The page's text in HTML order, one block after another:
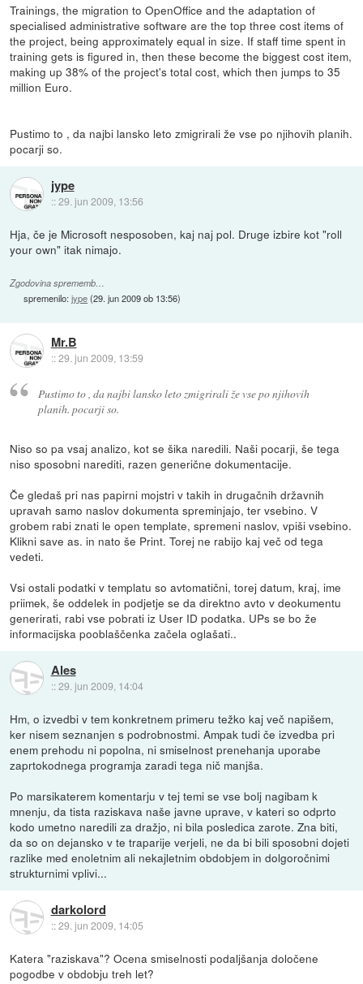
Trainings, the migration to OpenOffice and the adaptation of
specialised administrative software are the top three cost items of
the project, being approximately equal in size. If staff time spent in
training gets is figured in, then these become the biggest cost item,
making up 38% of the project's total cost, which then jumps to 35
million Euro.
Pustimo to , da najbi lansko leto zmigrirali že vse po njihovih planih.
pocarji so.
jype
::29. jun 2009, 13:56
Hja, če je Microsoft nesposoben, kaj naj pol. Druge izbire kot "roll
your own" itak nimajo.
Zgodovina sprememb…
spremenilo:jype(29. jun 2009 ob 13:56)
Mr.B
::29. jun 2009, 13:59
Pustimo to , da najbi lansko leto zmigrirali že vse po njihovih
planih. pocarji so.
Niso so pa vsaj analizo, kot se šika naredili. Naši pocarji, še tega
niso sposobni narediti, razen generične dokumentacije.
Če gledaš pri nas papirni mojstri v takih in drugačnih državnih
upravah samo naslov dokumenta spreminjajo, ter vsebino. V
grobem rabi znati le open template, spremeni naslov, vpiši vsebino.
Klikni save as. in nato še Print. Torej ne rabijo kaj več od tega
vedeti.
Vsi ostali podatki v templatu so avtomatični, torej datum, kraj, ime
priimek, še oddelek in podjetje se da direktno avto v deokumentu
generirati, rabi vse pobrati iz User ID podatka. UPs se bo že
informacijska pooblaščenka začela oglašati..
Ales
::29. jun 2009, 14:04
Hm, o izvedbi v tem konkretnem primeru težko kaj več napišem,
ker nisem seznanjen s podrobnostmi. Ampak tudi če izvedba pri
enem prehodu ni popolna, ni smiselnost prenehanja uporabe
zaprtokodnega programja zaradi tega nič manjša.
Po marsikaterem komentarju v tej temi se vse bolj nagibam k
mnenju, da tista raziskava naše javne uprave, v kateri so odprto
kodo umetno naredili za dražjo, ni bila posledica zarote. Zna biti,
da so on dejansko v te traparije verjeli, ne da bi bili sposobni dojeti
razlike med enoletnim ali nekajletnim obdobjem in dolgoročnimi
strukturnimi vplivi...
darkolord
::29. jun 2009, 14:05
Katera "raziskava"? Ocena smiselnosti podaljšanja določene
pogodbe v obdobju treh let?